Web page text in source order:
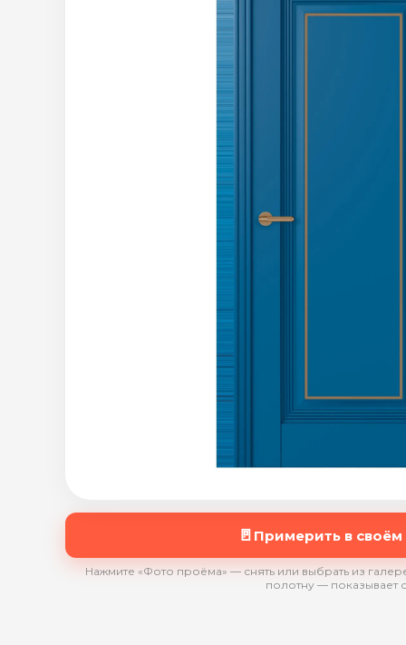
🚪 Примерить в
Нажмите «Фото проёма» — снять или выбрать из
полотну — показывает